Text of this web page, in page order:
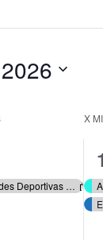
X
Actividades Deportivas Verano 2026
2
1